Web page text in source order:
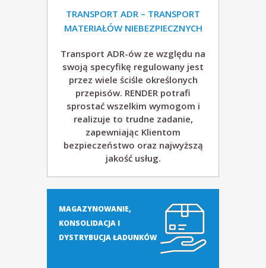
TRANSPORT ADR – TRANSPORT
MATERIAŁÓW NIEBEZPIECZNYCH
Transport ADR-ów ze względu na
swoją specyfikę regulowany jest
przez wiele ściśle określonych
przepisów. RENDER potrafi
sprostać wszelkim wymogom i
realizuje to trudne zadanie,
zapewniając Klientom
bezpieczeństwo oraz najwyższą
jakość usług.
MAGAZYNOWANIE,
KONSOLIDACJA I
DYSTRYBUCJA ŁADUNKÓW